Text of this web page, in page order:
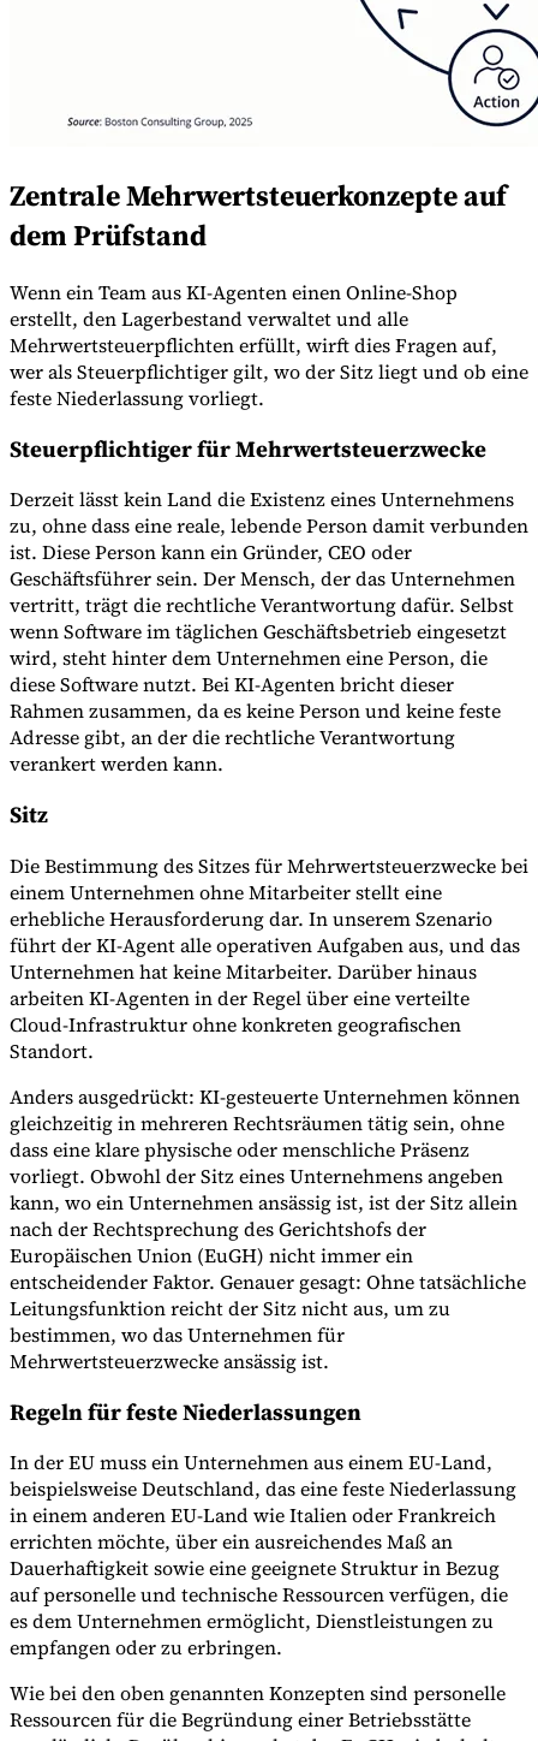
Zentrale Mehrwertsteuerkonzepte auf
dem Prüfstand
Wenn ein Team aus KI-Agenten einen Online-Shop
erstellt, den Lagerbestand verwaltet und alle
Mehrwertsteuerpflichten erfüllt, wirft dies Fragen auf,
wer als Steuerpflichtiger gilt, wo der Sitz liegt und ob eine
feste Niederlassung vorliegt.
Steuerpflichtiger für Mehrwertsteuerzwecke
Derzeit lässt kein Land die Existenz eines Unternehmens
zu, ohne dass eine reale, lebende Person damit verbunden
ist. Diese Person kann ein Gründer, CEO oder
Geschäftsführer sein. Der Mensch, der das Unternehmen
vertritt, trägt die rechtliche Verantwortung dafür. Selbst
wenn Software im täglichen Geschäftsbetrieb eingesetzt
wird, steht hinter dem Unternehmen eine Person, die
diese Software nutzt. Bei KI-Agenten bricht dieser
Rahmen zusammen, da es keine Person und keine feste
Adresse gibt, an der die rechtliche Verantwortung
verankert werden kann.
Sitz
Die Bestimmung des Sitzes für Mehrwertsteuerzwecke bei
einem Unternehmen ohne Mitarbeiter stellt eine
erhebliche Herausforderung dar. In unserem Szenario
führt der KI-Agent alle operativen Aufgaben aus, und das
Unternehmen hat keine Mitarbeiter. Darüber hinaus
arbeiten KI-Agenten in der Regel über eine verteilte
Cloud-Infrastruktur ohne konkreten geografischen
Standort.
Anders ausgedrückt: KI-gesteuerte Unternehmen können
gleichzeitig in mehreren Rechtsräumen tätig sein, ohne
dass eine klare physische oder menschliche Präsenz
vorliegt. Obwohl der Sitz eines Unternehmens angeben
kann, wo ein Unternehmen ansässig ist, ist der Sitz allein
nach der Rechtsprechung des Gerichtshofs der
Europäischen Union (EuGH) nicht immer ein
entscheidender Faktor. Genauer gesagt: Ohne tatsächliche
Leitungsfunktion reicht der Sitz nicht aus, um zu
bestimmen, wo das Unternehmen für
Mehrwertsteuerzwecke ansässig ist.
Regeln für feste Niederlassungen
In der EU muss ein Unternehmen aus einem EU-Land,
beispielsweise Deutschland, das eine feste Niederlassung
in einem anderen EU-Land wie Italien oder Frankreich
errichten möchte, über ein ausreichendes Maß an
Dauerhaftigkeit sowie eine geeignete Struktur in Bezug
auf personelle und technische Ressourcen verfügen, die
es dem Unternehmen ermöglicht, Dienstleistungen zu
empfangen oder zu erbringen.
Wie bei den oben genannten Konzepten sind personelle
Ressourcen für die Begründung einer Betriebsstätte